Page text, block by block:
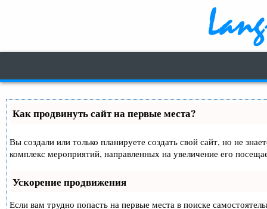
Как продвинуть сайт на первые места?
Вы создали или только планируете создать свой сайт, но не
комплекс мероприятий, направленных на увеличение его
Ускорение продвижения
Если вам трудно попасть на первые места в поиске